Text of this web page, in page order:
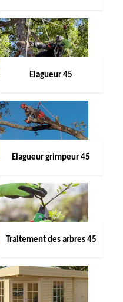
Elagueur 45
Elagueur grimpeur 45
Traitement des arbres 45